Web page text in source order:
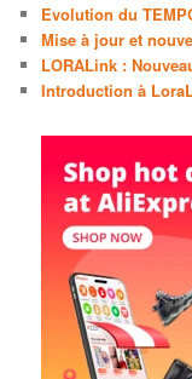
Evolution du
Mise à jour et
LORALink :
Introduction à